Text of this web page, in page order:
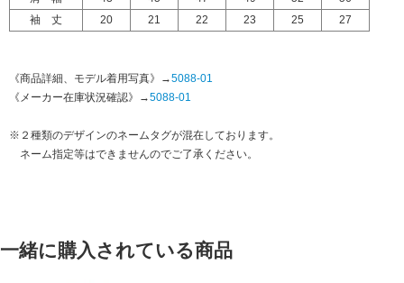
袖 丈
20 21 22 23 25 27
《商品詳細、モデル着用写真》→5088-01
《メーカー在庫状況確認》→5088-01
※２種類のデザインのネームタグが混在しております。
ネーム指定等はできませんのでご了承ください。
一緒に購入されている商品